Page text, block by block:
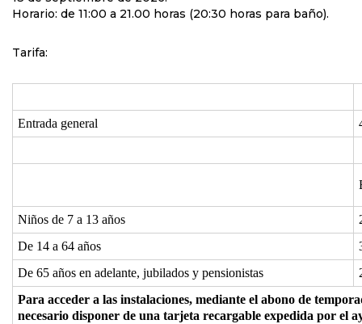
Horario: de 11:00 a 21.00 horas (20:30 horas para baño).
Tarifa:
Entrada general
Niños de 7 a 13 años
De 14 a 64 años
De 65 años en adelante, jubilados y pensionistas
Para acceder a las instalaciones, mediante el abono de
necesario disponer de una tarjeta recargable expedida por el